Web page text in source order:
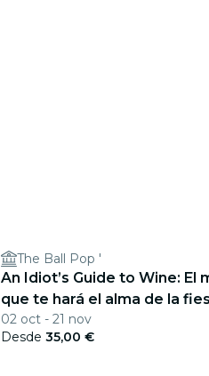
The Ball Pop '
An Idiot’s Guide to Wine: El
que te hará el alma de la
02 oct - 21 nov
Desde 35,00 €